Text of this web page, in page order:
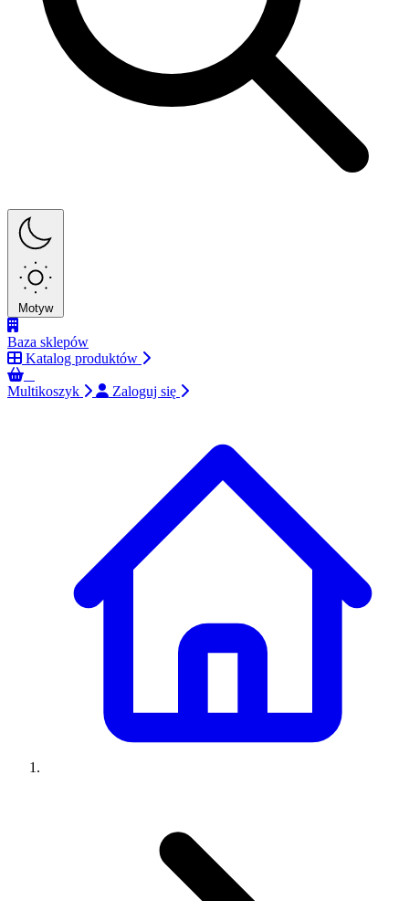
Motyw
Baza sklepów
Katalog produktów
Multikoszyk
Zaloguj się